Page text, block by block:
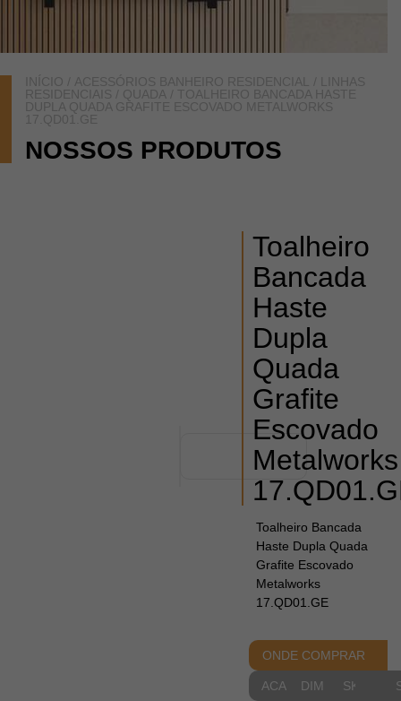
INÍCIO / ACESSÓRIOS BANHEIRO RESIDENCIAL /
LINHAS
RESIDENCIAIS / QUADA / TOALHEIRO BANCADA HASTE
DUPLA QUADA GRAFITE ESCOVADO METALWORKS
17.QD01.GE
NOSSOS PRODUTOS
Toalheiro
Bancada
Haste
Dupla
Quada
Grafite
Escovado
Metalworks
Toalheiro Bancada
Haste Dupla Quada
Grafite Escovado
Metalworks
17.QD01.GE
ONDE COMPRAR
ACABAMENTOS
DIMENSIONAIS